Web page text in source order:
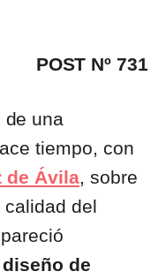
POST Nº 731
de una
tiempo, con
de Ávila, sobre
calidad del
diseño de